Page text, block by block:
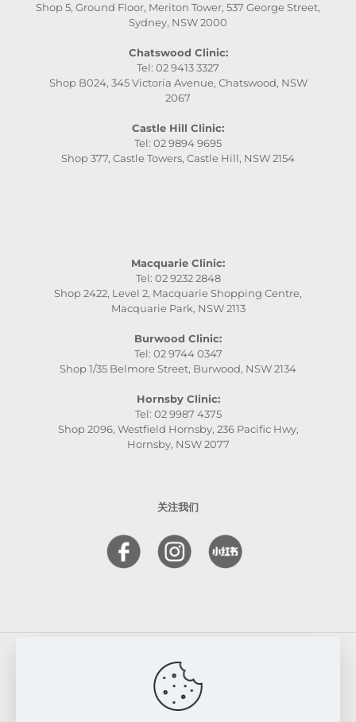
Shop 5, Ground Floor, Meriton Tower, 537 George Street,
Sydney, NSW 2000
Chatswood Clinic:
Tel: 02 9413 3327
Shop B024, 345 Victoria Avenue, Chatswood, NSW
2067
Castle Hill Clinic:
Tel: 02 9894 9695
Shop 377, Castle Towers, Castle Hill, NSW 2154
Macquarie Clinic:
Tel: 02 9232 2848
Shop 2422, Level 2, Macquarie Shopping Centre,
Macquarie Park, NSW 2113
Burwood Clinic:
Tel: 02 9744 0347
Shop 1/35 Belmore Street, Burwood, NSW 2134
Hornsby Clinic:
Tel: 02 9987 4375
Shop 2096, Westfield Hornsby, 236 Pacific Hwy,
Hornsby, NSW 2077
关注我们
© 2026 FRESKIN Beauty Clinic. All Rights Reserved.